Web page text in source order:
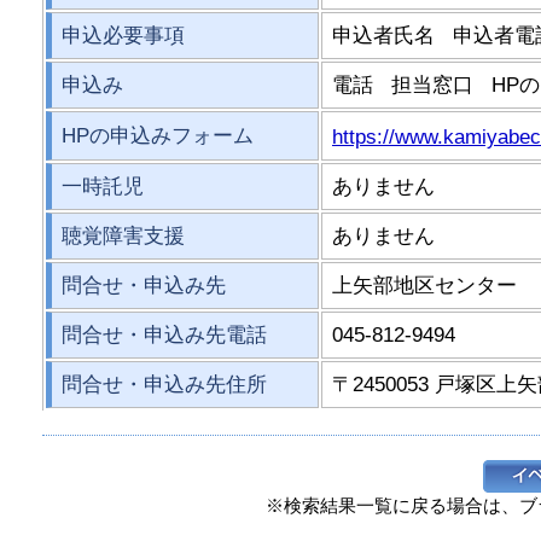
申込必要事項 申込者氏名 申込者
申込み 電話 担当窓口 HPの
HPの申込みフォーム https://
一時託児 ありません
聴覚障害支援 ありません
問合せ・申込み先 上矢部地区センター
問合せ・申込み先電話 045-812-9494
問合せ・申込み先住所 〒2450053 戸塚区上
※検索結果一覧に戻る場合は、